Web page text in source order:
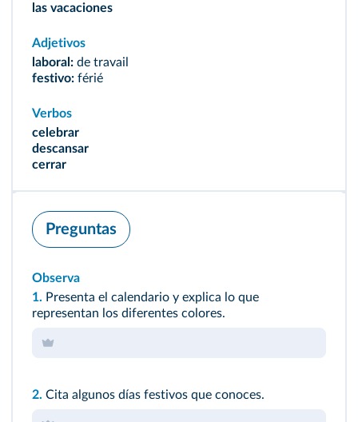
las vacaciones
Adjetivos
laboral: de travail
festivo: férié
Verbos
celebrar
descansar
cerrar
Preguntas
Observa
1. Presenta el calendario y explica lo que
representan los diferentes colores.
2. Cita algunos días festivos que conoces.